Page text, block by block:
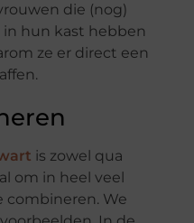
die (nog)
in hun kast hebben
ze er direct een
is zowel qua
om in heel veel
combineren. We